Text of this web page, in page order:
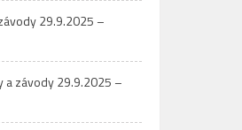
29.9.2025 –
a závody 29.9.2025 –